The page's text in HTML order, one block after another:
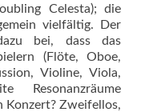
Celesta); die
vielfältig. Der
bei, dass das
(Flöte, Oboe,
Violine, Viola,
Resonanzräume
Zweifellos,